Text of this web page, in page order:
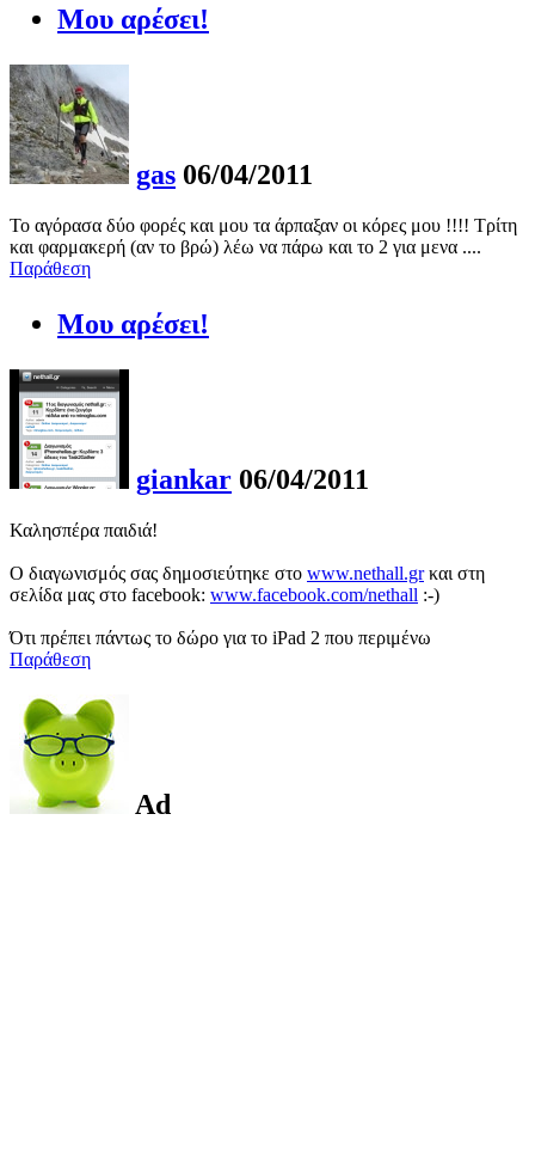
Μου αρέσει!
gas 06/04/2011
Το αγόρασα δύο φορές και μου τα άρπαξαν οι κόρες μου !!!! Τρίτη
και φαρμακερή (αν το βρώ) λέω να πάρω και το 2 για μενα ....
Παράθεση
Μου αρέσει!
giankar 06/04/2011
Καλησπέρα παιδιά!
Ο διαγωνισμός σας δημοσιεύτηκε στο www.nethall.grκαι στη
σελίδα μας στο facebook: www.facebook.com/nethall :-)
Ότι πρέπει πάντως το δώρο για το iPad 2 που περιμένω
Παράθεση
Ad